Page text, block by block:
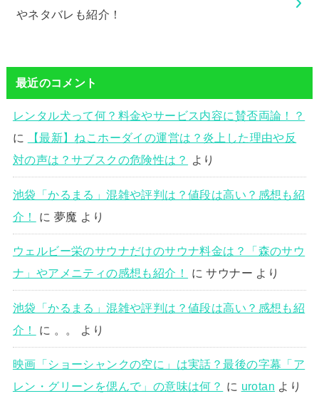
やネタバレも紹介！
最近のコメント
レンタル犬って何？料金やサービス内容に賛否両論！？
に
【最新】ねこホーダイの運営は？炎上した理由や反
対の声は？サブスクの危険性は？
より
池袋「かるまる」混雑や評判は？値段は高い？感想も紹
介！
に 夢魔 より
ウェルビー栄のサウナだけのサウナ料金は？「森のサウ
ナ」やアメニティの感想も紹介！
にサウナー より
池袋「かるまる」混雑や評判は？値段は高い？感想も紹
介！
に より
映画「ショーシャンクの空に」は実話？最後の字幕「ア
レン・グリーンを偲んで」の意味は何？ に urotan より